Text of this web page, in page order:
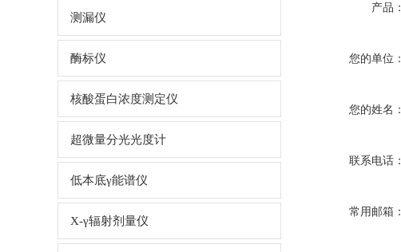
测漏仪
酶标仪
核酸蛋白浓度测定仪
超微量分光光度计
低本底γ能谱仪
X-γ辐射剂量仪
产品：
您的单位：
您的姓名：
联系电话：
常用邮箱：